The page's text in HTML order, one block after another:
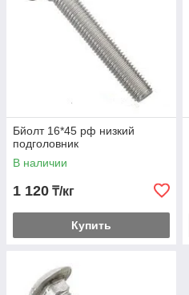
Бйолт 16*45 рф низкий
подголовник
В наличии
1 120 ₸/кг
Купить